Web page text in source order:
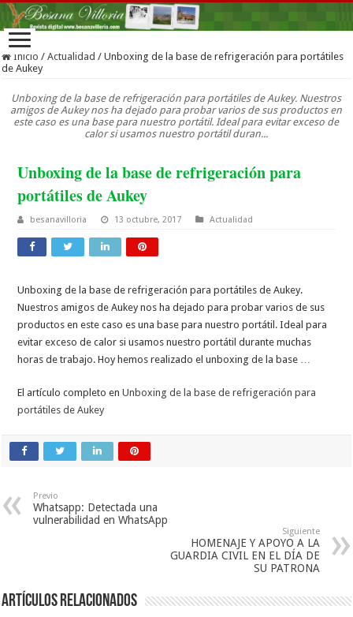
Inicio / Actualidad / Unboxing de la base de refrigeración para portátiles
de Aukey
Unboxing de la base de refrigeración para portátiles de Aukey. Nuestros
amigos de Aukey nos ha dejado para probar varios de sus productos en
este caso es una base para nuestro portátil. Ideal para evitar exceso de
calor si usamos nuestro portátil duran...
Unboxing de la base de refrigeración para
portátiles de Aukey
besanavilloria 13 octubre, 2017 Actualidad
Unboxing de la base de refrigeración para portátiles de Aukey.
Nuestros amigos de Aukey nos ha dejado para probar varios de sus
productos en este caso es una base para nuestro portátil. Ideal para
evitar exceso de calor si usamos nuestro portátil durante muchas
horas de trabajo. Hoy hemos realizado el unboxing de la base …
El artículo completo enUnboxing de la base de refrigeración para
portátiles de Aukey
Previo
Whatsapp: Detectada una
vulnerabilidad en WhatsApp
Siguiente
HOMENAJE Y APOYO A LA
GUARDIA CIVIL EN EL DÍA DE
SU PATRONA
Artículos relacionados